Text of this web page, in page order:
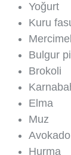
Yoğurt
Kuru
Bulgur
Brokoli
Elma
Muz
Avokado
Hurma